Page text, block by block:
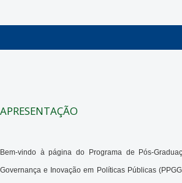
APRESENTAÇÃO
Bem-vindo à página do Programa de Pós-
Governança e Inovação em Políticas Públicas